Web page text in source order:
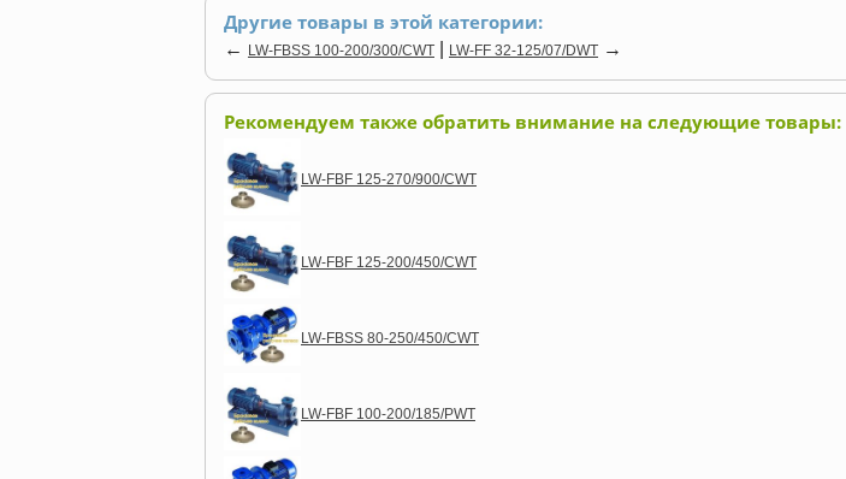
Другие товары в этой категории:
← LW-FBSS 100-200/300/CWT LW-FF 32-125/07/DWT →
Рекомендуем также обратить внимание на следующие товары:
LW-FBF 125-270/900/CWT
LW-FBF 125-200/450/CWT
LW-FBSS 80-250/450/CWT
LW-FBF 100-200/185/PWT